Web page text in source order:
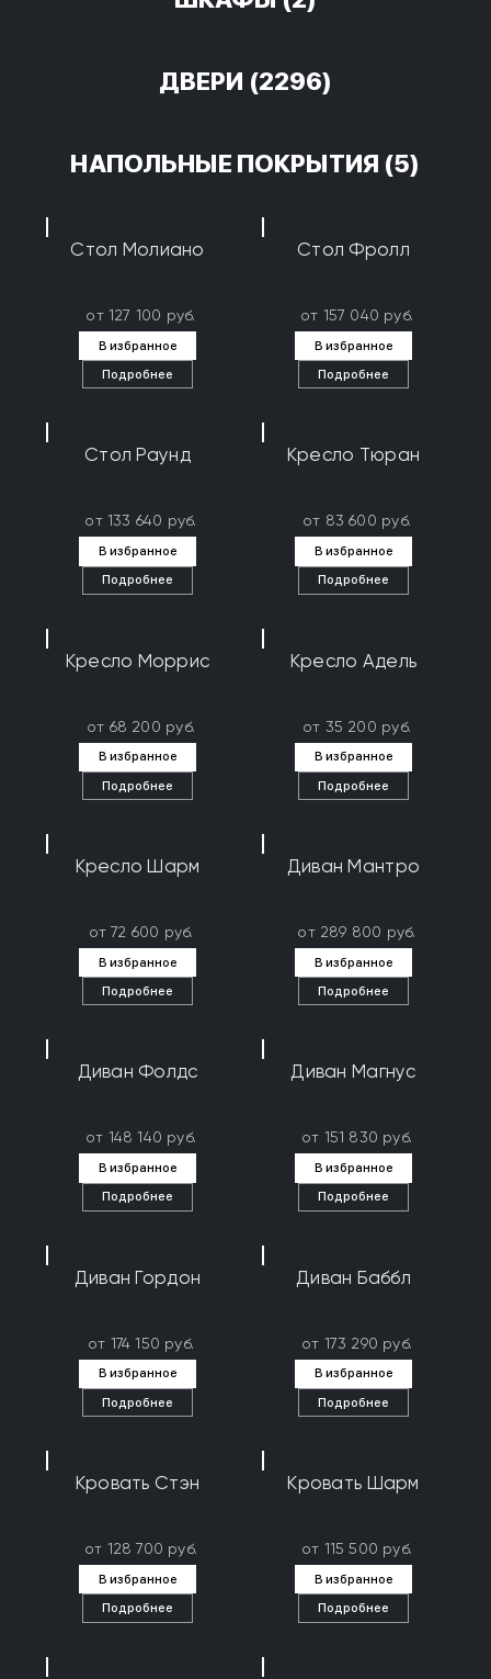
ДВЕРИ (2296)
НАПОЛЬНЫЕ ПОКРЫТИЯ (5)
Стол Молиано
от 127 100 руб.
В избранное
Подробнее
Стол Фролл
от 157 040 руб.
В избранное
Подробнее
Стол Раунд
от 133 640 руб.
В избранное
Подробнее
Кресло Тюран
от 83 600 руб.
В избранное
Подробнее
Кресло Моррис
от 68 200 руб.
В избранное
Подробнее
Кресло Адель
от 35 200 руб.
В избранное
Подробнее
Кресло Шарм
от 72 600 руб.
В избранное
Подробнее
Диван Мантро
от 289 800 руб.
В избранное
Подробнее
Диван Фолдс
от 148 140 руб.
В избранное
Подробнее
Диван Магнус
от 151 830 руб.
В избранное
Подробнее
Диван Гордон
от 174 150 руб.
В избранное
Подробнее
Диван Баббл
от 173 290 руб.
В избранное
Подробнее
Кровать Стэн
от 128 700 руб.
В избранное
Подробнее
Кровать Шарм
от 115 500 руб.
В избранное
Подробнее